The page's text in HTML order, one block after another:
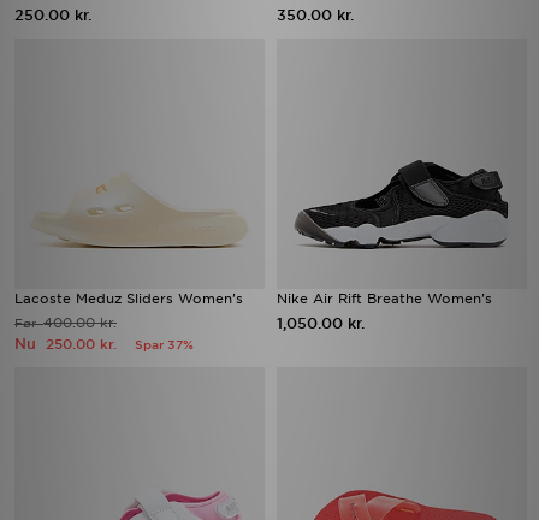
250.00 kr. 350.00 kr.
Lacoste Meduz Sliders Women's
Før400.00 kr.
Nu 250.00 kr. Spar 37%
Nike Air Rift Breathe Women's
1,050.00 kr.